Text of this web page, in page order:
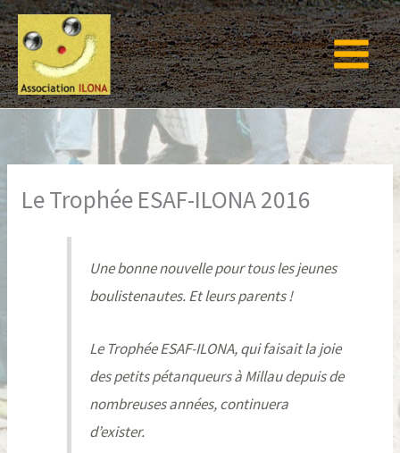
Aller
au
contenu
Le Trophée ESAF-ILONA 2016
Une bonne nouvelle pour tous les jeunes
boulistenautes. Et leurs parents !
Le Trophée ESAF-ILONA, qui faisait la joie
des petits pétanqueurs à Millau depuis de
nombreuses années, continuera
d’exister.